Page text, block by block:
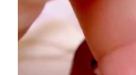
放
器